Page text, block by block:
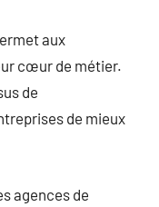
aux
cœur de métier.
de
de mieux
agences de